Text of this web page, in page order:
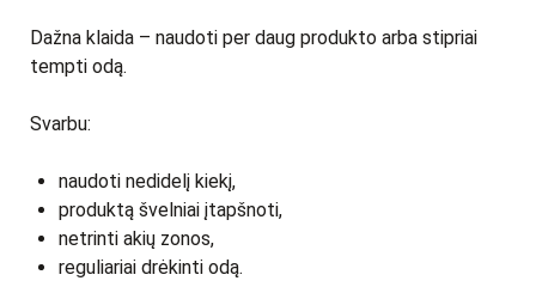
Dažna klaida – naudoti per daug produkto arba stipriai
tempti odą.
Svarbu:
naudoti nedidelį kiekį,
produktą švelniai įtapšnoti,
netrinti akių zonos,
reguliariai drėkinti odą.